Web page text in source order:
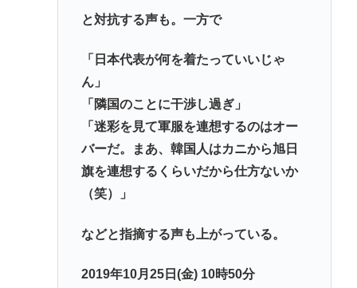
と対抗する声も。一方で
「日本代表が何を着たっていいじゃ
ん」
「隣国のことに干渉し過ぎ」
「迷彩を見て軍服を連想するのはオー
バーだ。まあ、韓国人はカニから旭日
旗を連想するくらいだから仕方ないか
（笑）」
などと指摘する声も上がっている。
2019年10月25日(金) 10時50分